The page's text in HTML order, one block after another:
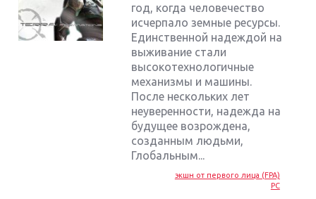
год, когда человечество
исчерпало земные ресурсы.
Единственной надеждой на
выживание стали
высокотехнологичные
механизмы и машины.
После нескольких лет
неуверенности, надежда на
будущее возрождена,
созданным людьми,
Глобальным...
экшн от первого лица (FPA)
PC